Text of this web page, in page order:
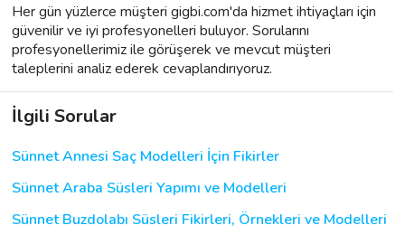
Her gün yüzlerce müşteri gigbi.com'da hizmet ihtiyaçları için
güvenilir ve iyi profesyonelleri buluyor. Sorularını
profesyonellerimiz ile görüşerek ve mevcut müşteri
taleplerini analiz ederek cevaplandırıyoruz.
İlgili Sorular
Sünnet Annesi Saç Modelleri İçin Fikirler
Sünnet Araba Süsleri Yapımı ve Modelleri
Sünnet Buzdolabı Süsleri Fikirleri, Örnekleri ve Modelleri